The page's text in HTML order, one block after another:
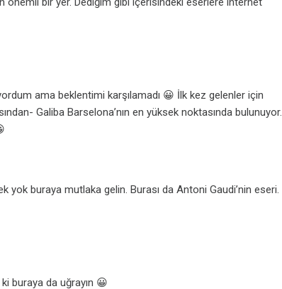
ama beklentimi karşılamadı 😀 İlk kez gelenler için
Galiba Barselona’nın en yüksek noktasında bulunuyor.
buraya mutlaka gelin. Burası da Antoni Gaudi’nin eseri.
buraya da uğrayın 😀